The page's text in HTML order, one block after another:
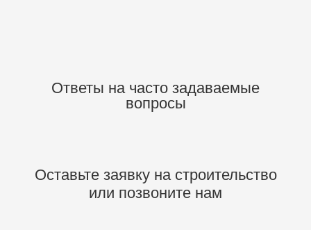
Ответы на часто задаваемые
вопросы
Оставьте заявку на строительство
или позвоните нам